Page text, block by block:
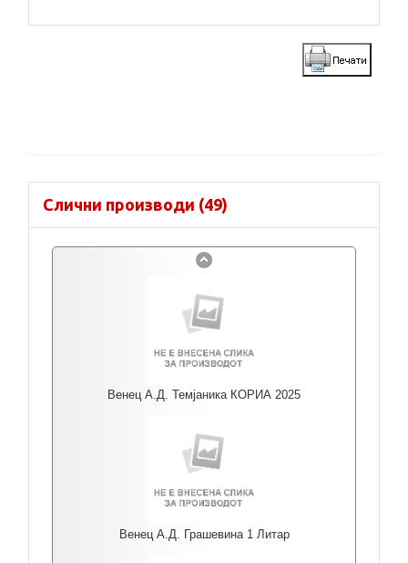
Слични производи (49)
Венец А.Д. Темјаника КОРИА 2025
Венец А.Д. Грашевина 1 Литар